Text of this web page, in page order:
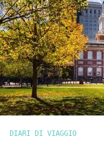
DIARI DI VIAGGIO